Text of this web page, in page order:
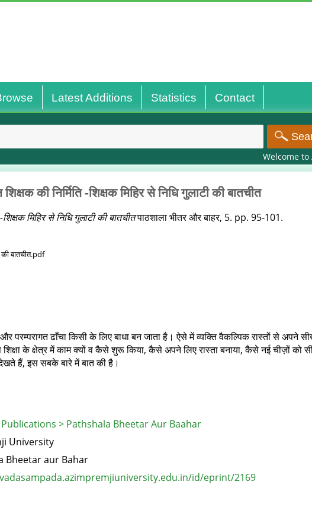
Latest Additions Statistics Contact
Welcome to
की निर्मिति -शिक्षक मिहिर से निधि गुलाटी की बातचीत
मिहिर से निधि गुलाटी की बातचीतपाठशाला भीतर और बाहर, 5. pp. 95-101.
की बातचीत.pdf
और परम्परागत ढाँचा किसी के लिए बाधा बन जाता है। ऐसे में व्यक्ति वैकल्पिक रास्तों से
शिक्षा के क्षेत्र में काम क्यों व कैसे शुरू किया, कैसे अपने लिए रास्ता बनाया, कैसे नई चीज़ों को
हैं, इस सबके बारे में बात की है।
> Pathshala Bheetar Aur Baahar
University
Bheetar aur Bahar
id/eprint/2169